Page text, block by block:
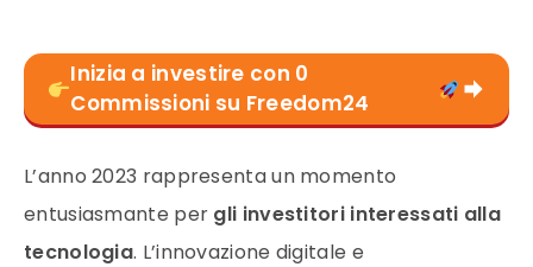
Inizia a investire con 0
Commissioni su Freedom24
L’anno 2023 rappresenta un momento
entusiasmante per gli investitori interessati alla
tecnologia. L’innovazione digitale e